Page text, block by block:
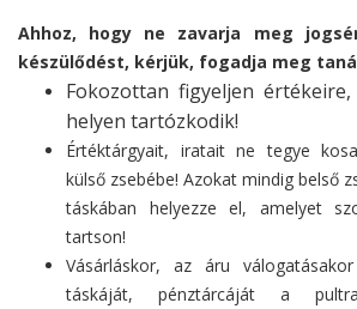
Ahhoz, hogy ne zavarja meg
készülődést, kérjük, fogadja meg
Fokozottan figyeljen
helyen tartózkodik!
Értéktárgyait, iratait ne tegye
külső zsebébe! Azokat mindig belső
táskában helyezze el, amelyet
tartson!
Vásárláskor, az áru
táskáját, pénztárcáját a